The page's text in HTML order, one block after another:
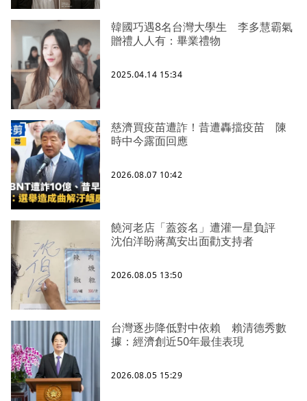
韓國巧遇8名台灣大學生 李多慧霸氣
贈禮人人有：畢業禮物
2025.04.14 15:34
慈濟買疫苗遭詐！昔遭轟擋疫苗 陳
時中今露面回應
2026.08.07 10:42
饒河老店「蓋簽名」遭灌一星負評
沈伯洋盼蔣萬安出面勸支持者
2026.08.05 13:50
台灣逐步降低對中依賴 賴清德秀數
據：經濟創近50年最佳表現
2026.08.05 15:29